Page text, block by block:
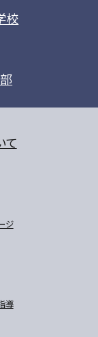
校
て
ジ
導